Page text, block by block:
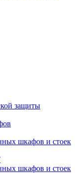
защиты
шкафов и стоек
шкафов и стоек